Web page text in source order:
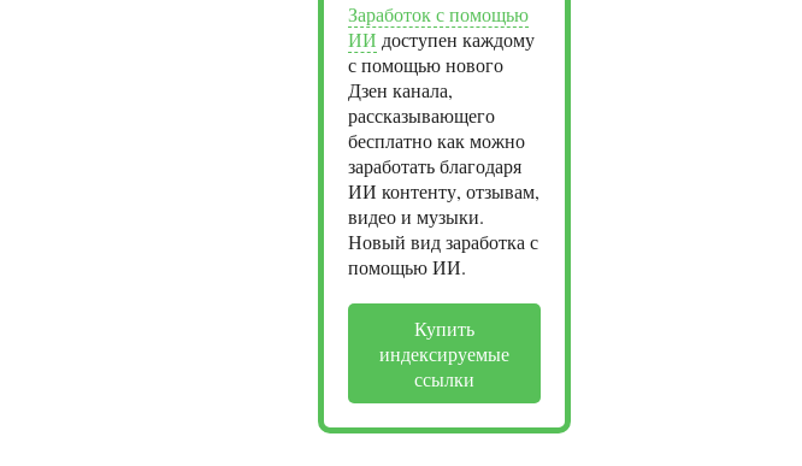
Заработок с помощью
ИИ доступен каждому
с помощью нового
Дзен канала,
рассказывающего
бесплатно как можно
заработать благодаря
ИИ контенту, отзывам,
видео и музыки.
Новый вид заработка с
помощью ИИ.
Купить
индексируемые
ссылки